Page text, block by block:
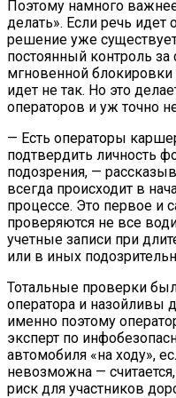
Поэтому намного
делать». Если речь идет
решение уже
постоянный контроль
мгновенной блокировки
идет не так. Но это
операторов и уж точно
— Есть операторы
подтвердить личность
подозрения, —
всегда происходит в
процессе. Это первое и
проверяются не все
учетные записи при
или в иных
Тотальные проверки
оператора и назойливы
именно поэтому
эксперт по
автомобиля «на ходу»,
невозможна —
риск для участников